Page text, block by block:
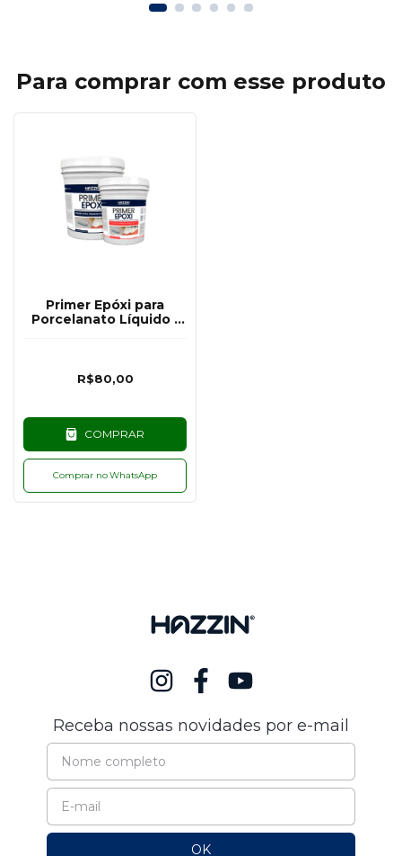
Para comprar com esse produto
Primer Epóxi para
Porcelanato Líquido -
R$80,00
COMPRAR
Comprar no WhatsApp
Receba nossas novidades por e-mail